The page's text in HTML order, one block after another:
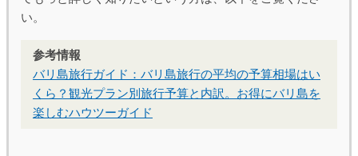
い。
バリ島旅行ガイド：バリ島旅行の平均の予算相場はい
くら？観光プラン別旅行予算と内訳。お得にバリ島を
楽しむハウツーガイド